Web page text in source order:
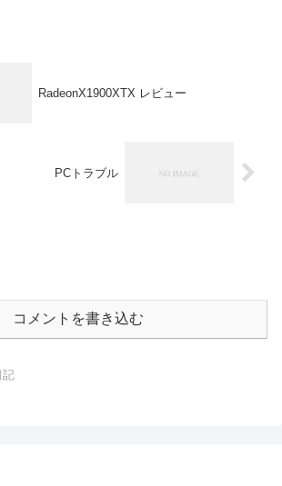
RadeonX1900XTX レビュー
PCトラブル
コメントを書き込む
記